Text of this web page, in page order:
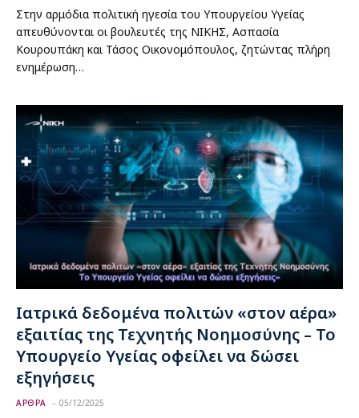
Στην αρμόδια πολιτική ηγεσία του Υπουργείου Υγείας
απευθύνονται οι βουλευτές της ΝΙΚΗΣ, Ασπασία
Κουρουπάκη και Τάσος Οικονομόπουλος, ζητώντας πλήρη
ενημέρωση…
Ιατρικά δεδομένα πολιτών «στον αέρα»
εξαιτίας της Τεχνητής Νοημοσύνης – Το
Υπουργείο Υγείας οφείλει να δώσει
εξηγήσεις
ΑΡΘΡΑ 05/12/2025